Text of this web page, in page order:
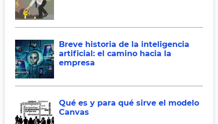
Breve historia de la inteligencia
artificial: el camino hacia la
empresa
Qué es y para qué sirve el modelo
Canvas